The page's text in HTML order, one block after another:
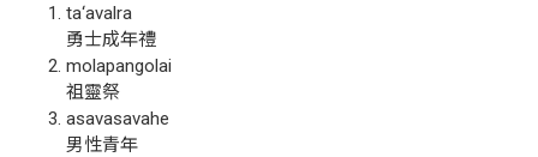
ta‘avalra
勇士成年禮
molapangolai
祖靈祭
asavasavahe
男性青年